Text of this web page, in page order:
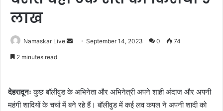
लाख
Namaskar Live
a
n
September 14, 2023 0 74
2 minutes read
देहरादूनः कुछ बॉलीवुड के अभिनेता और अभिनेत्री अपने शाही अंदाज और अपनी
महंगी शादियों के चर्चा में बने रहे हैं। बॉलीवुड में कई लव कपल ने अपनी शादी को